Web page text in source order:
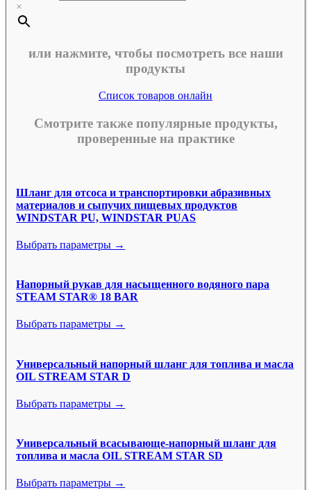
×
или нажмите, чтобы посмотреть все наши
продукты
Список товаров онлайн
Смотрите также популярные продукты,
проверенные на практике
Шланг для отсоса и транспортировки абразивных
материалов и сыпучих пищевых продуктов
WINDSTAR PU, WINDSTAR PUAS
Выбрать параметры →
Напорный рукав для насыщенного водяного пара
STEAM STAR® 18 BAR
Выбрать параметры →
Универсальный напорный шланг для топлива и масла
OIL STREAM STAR D
Выбрать параметры →
Универсальный всасывающе-напорный шланг для
топлива и масла OIL STREAM STAR SD
Выбрать параметры →